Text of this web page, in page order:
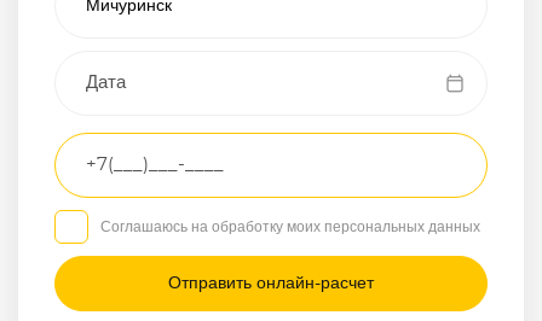
Грузовой
Другое
Транспортное
средство
Седан
/
Маршрут
Соглашаюсь на обработку моих персональных данных